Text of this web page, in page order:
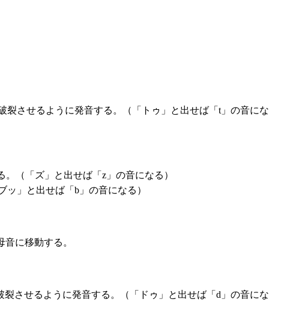
裂させるように発音する。（「トゥ」と出せば「t」の音にな
（「ズ」と出せば「z」の音になる）
」と出せば「b」の音になる）
に移動する。
させるように発音する。（「ドゥ」と出せば「d」の音にな